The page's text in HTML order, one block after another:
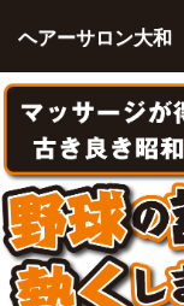
ヘアーサロン大和